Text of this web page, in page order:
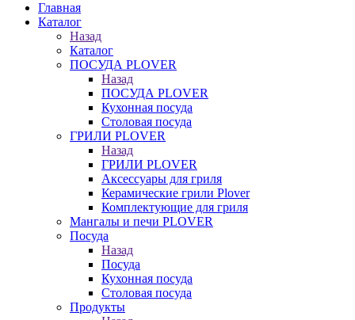
Главная
Каталог
Назад
Каталог
ПОСУДА PLOVER
Назад
ПОСУДА PLOVER
Кухонная посуда
Столовая посуда
ГРИЛИ PLOVER
Назад
ГРИЛИ PLOVER
Аксессуары для гриля
Керамические грили Plover
Комплектующие для гриля
Мангалы и печи PLOVER
Посуда
Назад
Посуда
Кухонная посуда
Столовая посуда
Продукты